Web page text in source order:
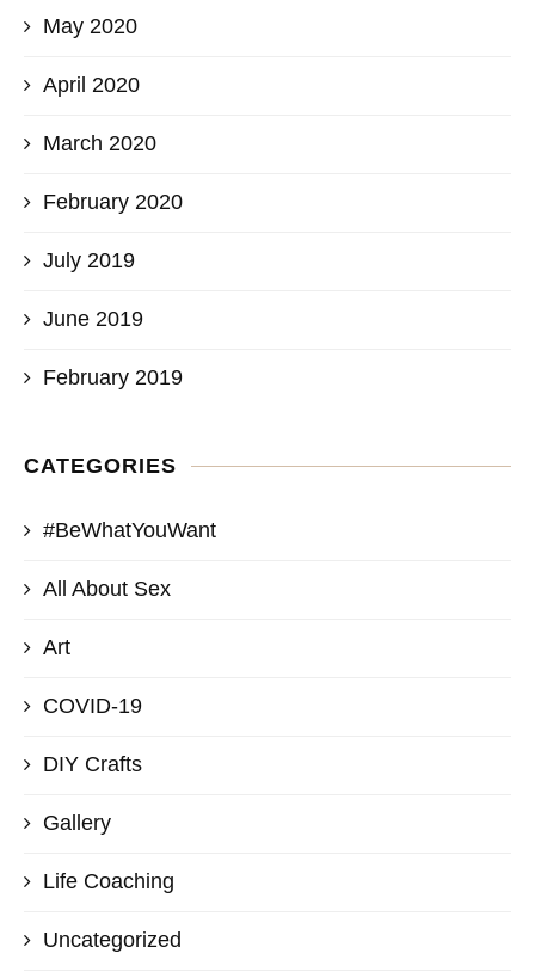
May 2020
April 2020
March 2020
February 2020
July 2019
June 2019
February 2019
CATEGORIES
#BeWhatYouWant
All About Sex
Art
COVID-19
DIY Crafts
Gallery
Life Coaching
Uncategorized